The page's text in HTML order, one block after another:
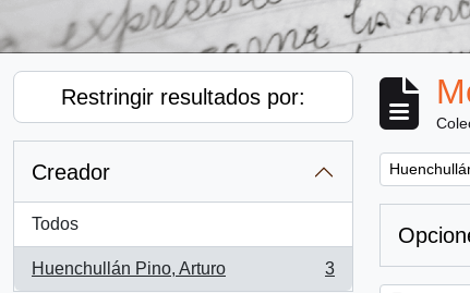
Restringir resultados por:
Creador
Todos
Huenchullán Pino, Arturo
, 3 resultados
3
Remove